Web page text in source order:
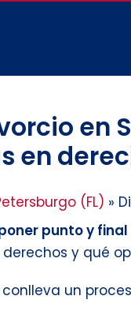
en
en
(FL) »
punto y
y qué
un